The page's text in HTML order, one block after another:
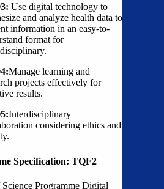
Use digital technology to
and analyze health data to
information in an easy-to-
format for
Manage learning and
projects effectively for
results.
Interdisciplinary
considering ethics and
Specification: TQF2
Programme Digital